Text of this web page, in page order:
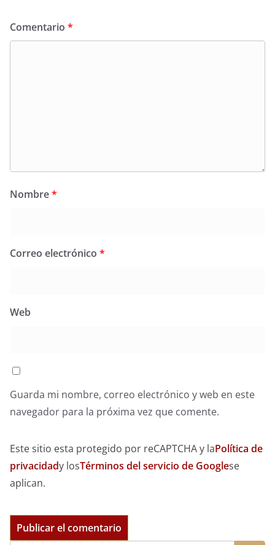
Comentario *
Nombre*
Correo electrónico *
Web
Guarda mi nombre, correo electrónico y web en este
navegador para la próxima vez que comente.
Este sitio esta protegido por reCAPTCHA y laPolítica de
privacidady losTérminos del servicio de Googlese
aplican.